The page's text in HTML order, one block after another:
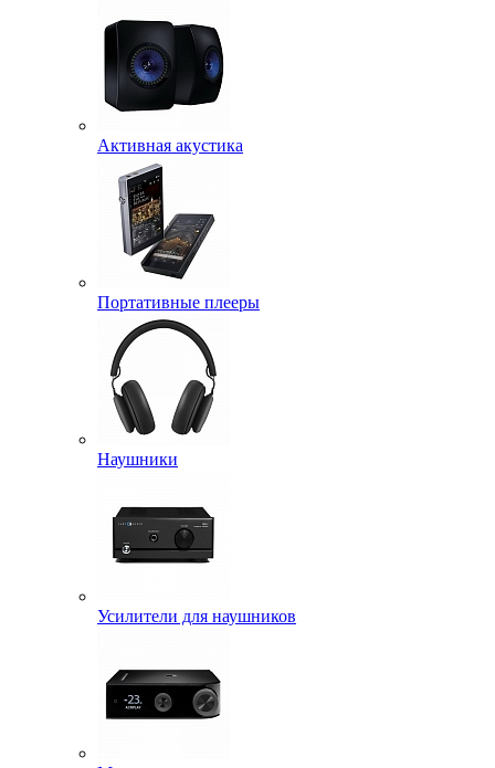
Активная акустика
Портативные плееры
Наушники
Усилители для наушников